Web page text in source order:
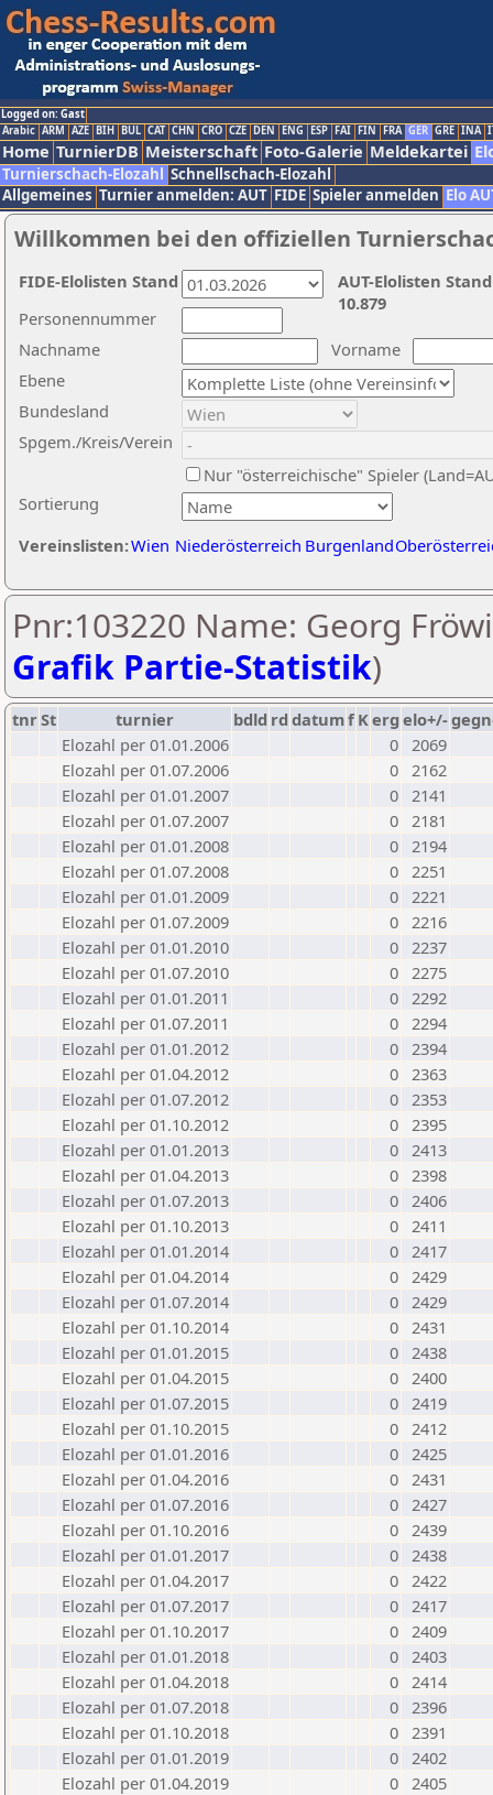
Logged on: Gast
Arabic ARM AZE BIH BUL CAT CHN CRO CZE DEN ENG ESP FAI FIN FRA GER GRE INA
Home TurnierDB Meisterschaft Foto-Galerie Meldekartei
Turnierschach-Elozahl Schnellschach-Elozahl
Allgemeines Turnier anmelden: AUT FIDE Spieler anmelden Elo
Willkommen bei den offiziellen
Nachname
Vorname
Ebene
Sortierung
Personennummer
Bundesland
Spgem./Kreis/Verein
Nur "österreichische" Spieler
Vereinslisten:Wien Niederösterreich Burgenland
AUT-Elolisten
10.879
FIDE-Elolisten Stand
Pnr:103220 Name: Georg
Grafik Partie-Statistik)
tnrSt turnier bdld rd datumf Kerg elo+/-
Elozahl per 01.01.2006
0 2069
Elozahl per 01.07.2006
0 2162
Elozahl per 01.01.2007
0 2141
Elozahl per 01.07.2007
0 2181
Elozahl per 01.01.2008
0 2194
Elozahl per 01.07.2008
0 2251
Elozahl per 01.01.2009
0 2221
Elozahl per 01.07.2009
0 2216
Elozahl per 01.01.2010
0 2237
Elozahl per 01.07.2010
0 2275
Elozahl per 01.01.2011
0 2292
Elozahl per 01.07.2011
0 2294
Elozahl per 01.01.2012
0 2394
Elozahl per 01.04.2012
0 2363
Elozahl per 01.07.2012
0 2353
Elozahl per 01.10.2012
0 2395
Elozahl per 01.01.2013
0 2413
Elozahl per 01.04.2013
0 2398
Elozahl per 01.07.2013
0 2406
Elozahl per 01.10.2013
0 2411
Elozahl per 01.01.2014
0 2417
Elozahl per 01.04.2014
0 2429
Elozahl per 01.07.2014
0 2429
Elozahl per 01.10.2014
0 2431
Elozahl per 01.01.2015
0 2438
Elozahl per 01.04.2015
0 2400
Elozahl per 01.07.2015
0 2419
Elozahl per 01.10.2015
0 2412
Elozahl per 01.01.2016
0 2425
Elozahl per 01.04.2016
0 2431
Elozahl per 01.07.2016
0 2427
Elozahl per 01.10.2016
0 2439
Elozahl per 01.01.2017
0 2438
Elozahl per 01.04.2017
0 2422
Elozahl per 01.07.2017
0 2417
Elozahl per 01.10.2017
0 2409
Elozahl per 01.01.2018
0 2403
Elozahl per 01.04.2018
0 2414
Elozahl per 01.07.2018
0 2396
Elozahl per 01.10.2018
0 2391
Elozahl per 01.01.2019
0 2402
Elozahl per 01.04.2019
0 2405